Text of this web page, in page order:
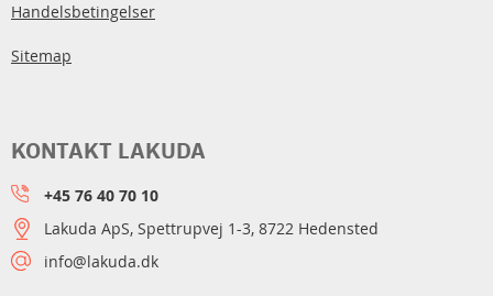
Handelsbetingelser
Sitemap
KONTAKT LAKUDA
+45 76 40 70 10
Lakuda ApS, Spettrupvej 1-3, 8722 Hedensted
info@lakuda.dk